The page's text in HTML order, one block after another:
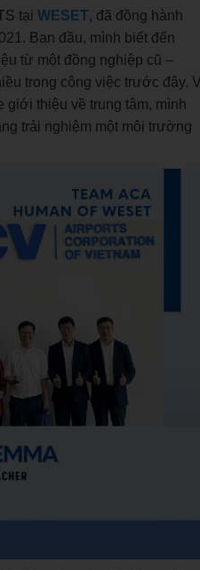
tại WESET, đã đồng hành
Ban đầu, mình biết đến
từ một đồng nghiệp cũ –
trong công việc trước đây.
thiệu về trung tâm, mình
trải nghiệm một môi trường